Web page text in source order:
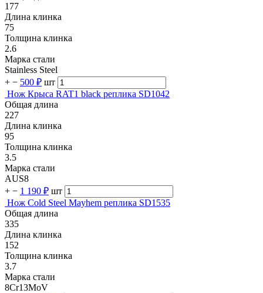
177
Длина клинка
75
Толщина клинка
2.6
Марка стали
Stainless Steel
+ − 500 ₽ шт
Нож Крыса RAT1 black реплика SD1042
Общая длина
227
Длина клинка
95
Толщина клинка
3.5
Марка стали
AUS8
+ − 1 190 ₽ шт
Нож Cold Steel Mayhem реплика SD1535
Общая длина
335
Длина клинка
152
Толщина клинка
3.7
Марка стали
8Cr13MoV